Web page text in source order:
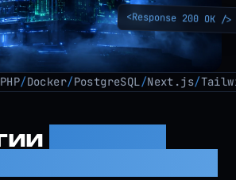
<Response 200 OK />
/PostgreSQL/Next.js/Tailwind/